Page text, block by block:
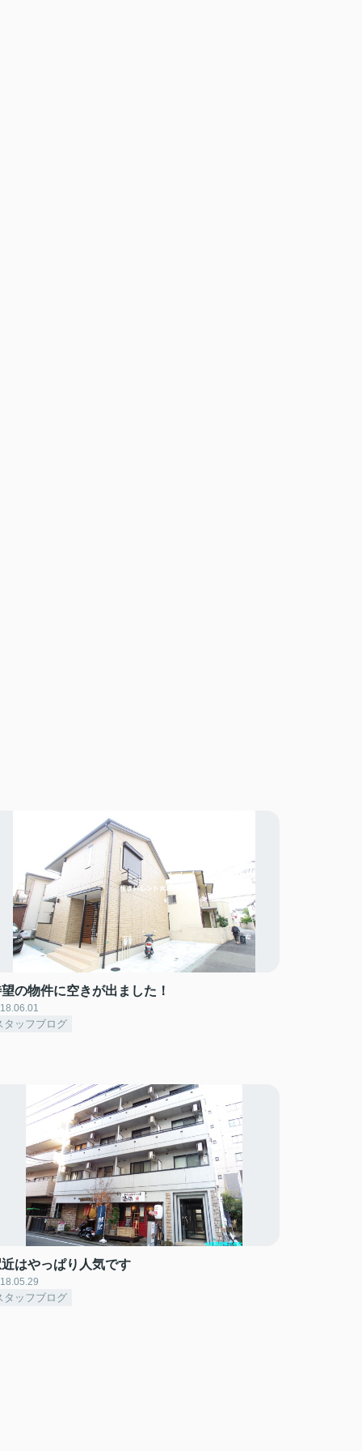
の物件に空きが出ました！
タッフブログ
はやっぱり人気です
タッフブログ